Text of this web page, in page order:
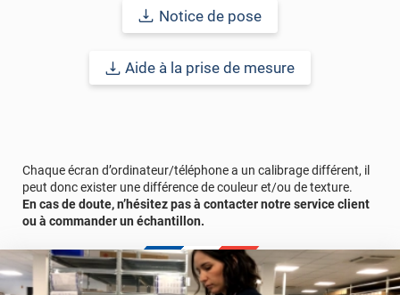
PERSOTROPICALESFV.
Notice de pose
Aide à la prise de mesure
Chaque écran d’ordinateur/téléphone a un calibrage différent, il
peut donc exister une différence de couleur et/ou de texture.
En cas de doute, n’hésitez pas à contacter notre service client
ou à commander un échantillon.